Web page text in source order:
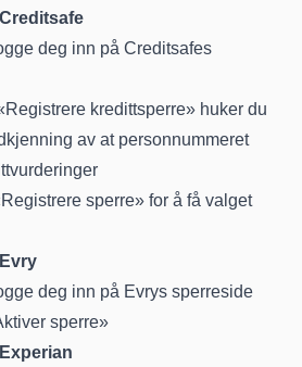
deg inn på Creditsafes
kredittsperre» huker du
av at personnummeret
sperre» for å få valget
deg inn på Evrys sperreside
sperre»